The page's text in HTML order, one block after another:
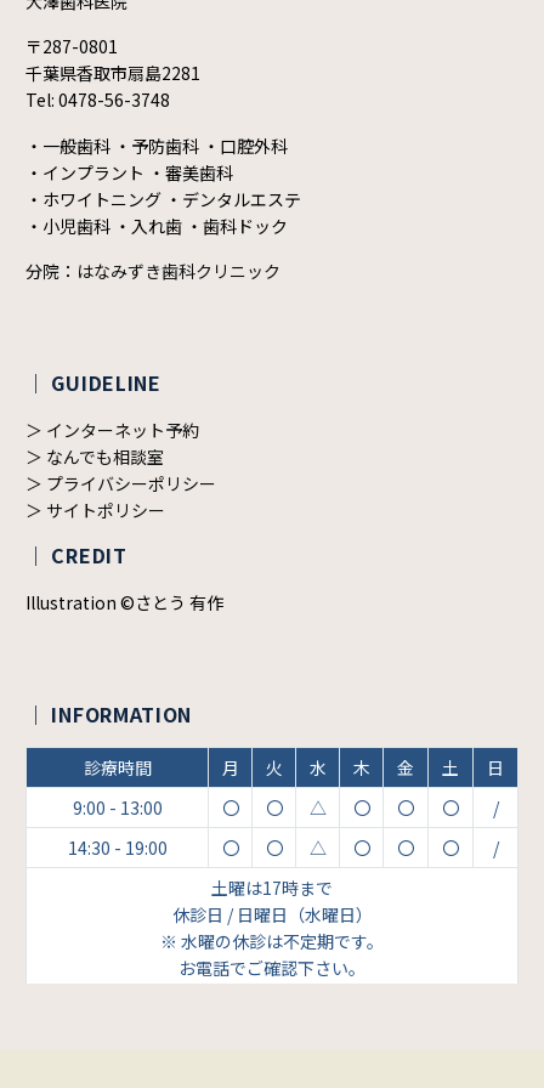
〒287-0801
千葉県香取市扇島2281
Tel: 0478-56-3748
・一般歯科 ・予防歯科 ・口腔外科
・インプラント ・審美歯科
・ホワイトニング ・デンタルエステ
・小児歯科 ・入れ歯 ・歯科ドック
分院： はなみずき歯科クリニック
｜ GUIDELINE
＞ インターネット予約
＞ なんでも相談室
＞ プライバシーポリシー
＞ サイトポリシー
｜ CREDIT
Illustration ©さとう 有作
｜ INFORMATION
診療時間 月 火 水 木 金 土
日
9:00 - 13:00
〇 〇 △ 〇 〇 〇
/
14:30 - 19:00
〇 〇 △ 〇 〇 〇
/
土曜は17時まで
休診日 / 日曜日（水曜日）
※ 水曜の休診は不定期です。
お電話でご確認下さい。